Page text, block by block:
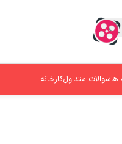
هاسوالات متداولکارخانه